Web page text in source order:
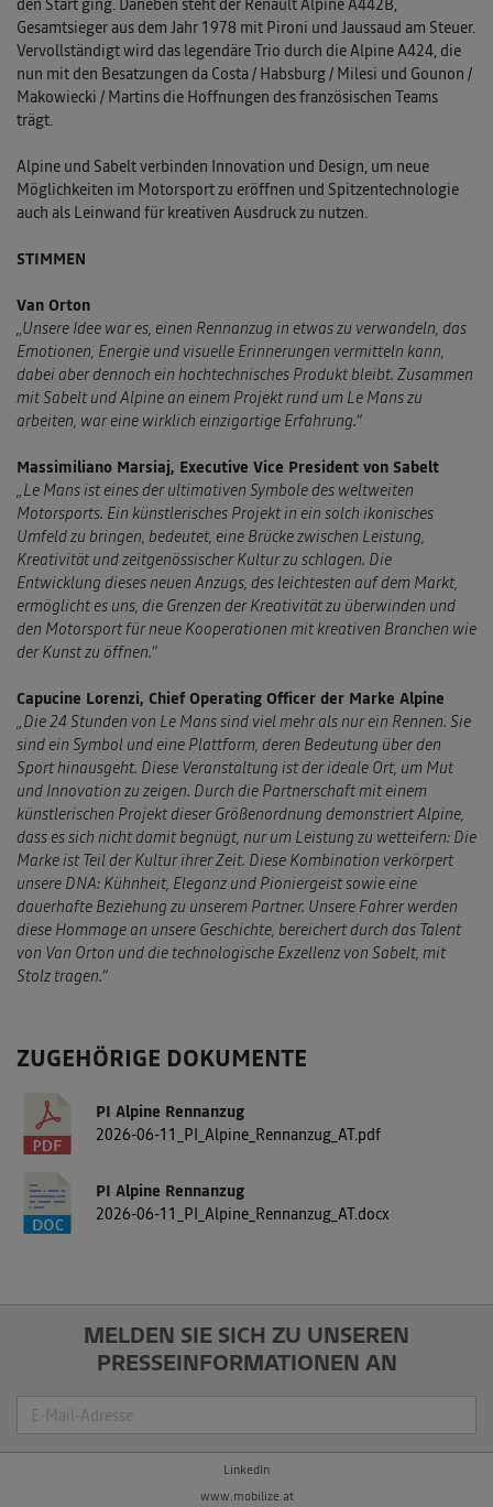
den Start ging. Daneben steht der Renault Alpine A442B,
Gesamtsieger aus dem Jahr 1978 mit Pironi und Jaussaud am Steuer.
Vervollständigt wird das legendäre Trio durch die Alpine A424, die
nun mit den Besatzungen da Costa / Habsburg / Milesi und Gounon /
Makowiecki / Martins die Hoffnungen des französischen Teams
trägt.
Alpine und Sabelt verbinden Innovation und Design, um neue
Möglichkeiten im Motorsport zu eröffnen und Spitzentechnologie
auch als Leinwand für kreativen Ausdruck zu nutzen.
STIMMEN
Van Orton
„Unsere Idee war es, einen Rennanzug in etwas zu verwandeln, das
Emotionen, Energie und visuelle Erinnerungen vermitteln kann,
dabei aber dennoch ein hochtechnisches Produkt bleibt. Zusammen
mit Sabelt und Alpine an einem Projekt rund um Le Mans zu
arbeiten, war eine wirklich einzigartige Erfahrung.“
Massimiliano Marsiaj, Executive Vice President von Sabelt
„Le Mans ist eines der ultimativen Symbole des weltweiten
Motorsports. Ein künstlerisches Projekt in ein solch ikonisches
Umfeld zu bringen, bedeutet, eine Brücke zwischen Leistung,
Kreativität und zeitgenössischer Kultur zu schlagen. Die
Entwicklung dieses neuen Anzugs, des leichtesten auf dem Markt,
ermöglicht es uns, die Grenzen der Kreativität zu überwinden und
den Motorsport für neue Kooperationen mit kreativen Branchen wie
der Kunst zu öffnen.“
Capucine Lorenzi, Chief Operating Officer der Marke Alpine
„Die 24 Stunden von Le Mans sind viel mehr als nur ein Rennen. Sie
sind ein Symbol und eine Plattform, deren Bedeutung über den
Sport hinausgeht. Diese Veranstaltung ist der ideale Ort, um Mut
und Innovation zu zeigen. Durch die Partnerschaft mit einem
künstlerischen Projekt dieser Größenordnung demonstriert Alpine,
dass es sich nicht damit begnügt, nur um Leistung zu wetteifern: Die
Marke ist Teil der Kultur ihrer Zeit. Diese Kombination verkörpert
unsere DNA: Kühnheit, Eleganz und Pioniergeist sowie eine
dauerhafte Beziehung zu unserem Partner. Unsere Fahrer werden
diese Hommage an unsere Geschichte, bereichert durch das Talent
von Van Orton und die technologische Exzellenz von Sabelt, mit
Stolz tragen.“
ZUGEHÖRIGE DOKUMENTE
PI Alpine Rennanzug
2026-06-11_PI_Alpine_Rennanzug_AT.pdf
PI Alpine Rennanzug
2026-06-11_PI_Alpine_Rennanzug_AT.docx
MELDEN SIE SICH ZU UNSEREN
PRESSEINFORMATIONEN AN
Suche
LinkedIn
www.mobilize.at